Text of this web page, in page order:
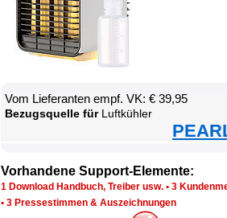
Vom Lie­fe­ran­ten empf. VK: € 39,95
Be­zugs­quel­le fürLuft­küh­ler
Vor­han­de­ne Sup­port-Ele­men­te:
1 Down­load Hand­buch, Trei­ber usw. • 3
• 3 Pres­se­stim­men & Aus­zeich­nun­gen